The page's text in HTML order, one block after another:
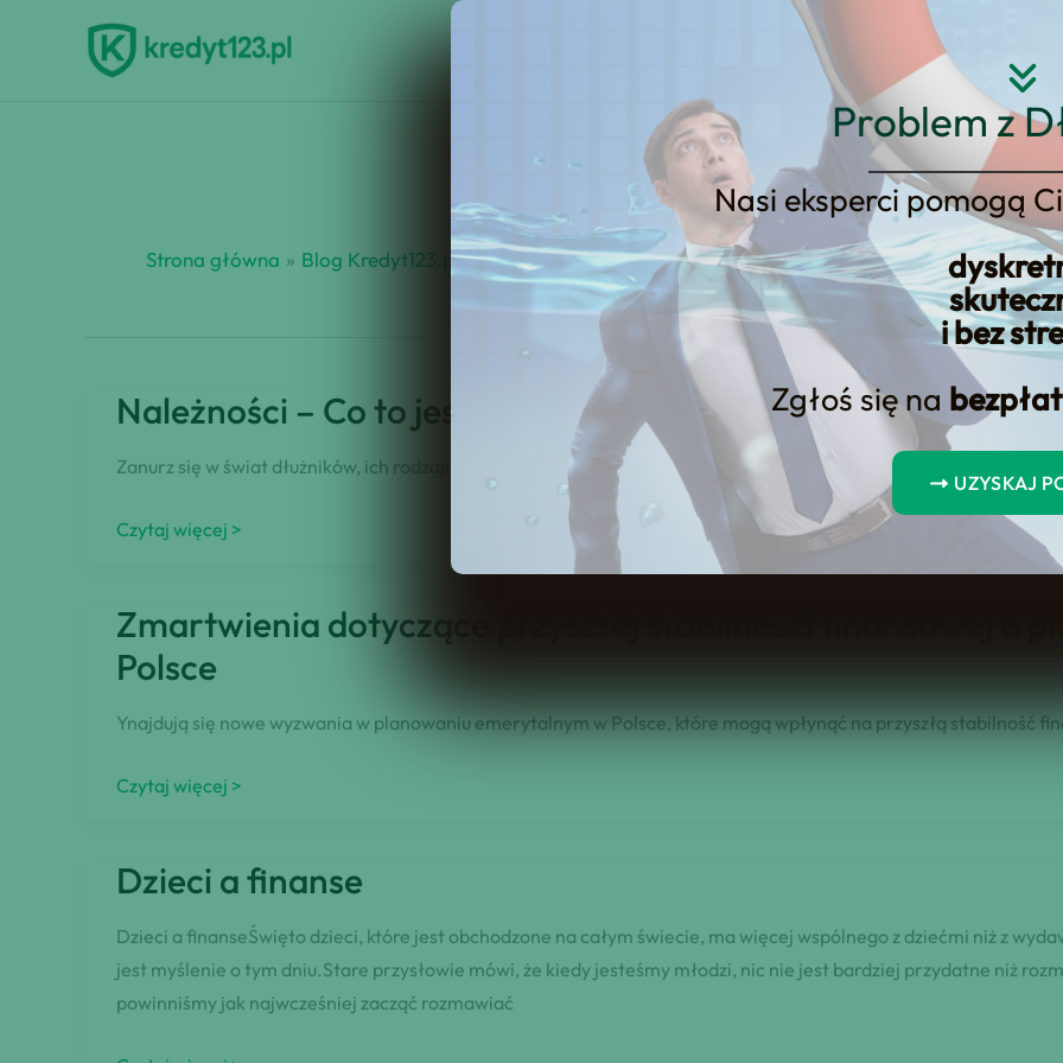
Problem z
Nasi eksperci pomogą
i bez
Zgłoś się na
UZYSKAJ
Strona główna O nas
Strona główna Blog Kredyt123.pl świadomość finansowa
Należności – Co to jest? Rodzaje, terminy przedawnienia,
Zanurz się w świat dłużników, ich rodzajów i strategii zarządzania długami… – odkryj tajemnice finansowego
Należności
to
jest?
terminy
windykacja
Czytaj więcej >
Zmartwienia dotyczące przyszłej stabilności finansowej a
Polsce
Ynajdują się nowe wyzwania w planowaniu emerytalnym w Polsce, które mogą wpłynąć na przyszłą stabilność
Zmartwienia
stabilności
a
planowanie
emerytalne
Czytaj więcej >
Dzieci a finanse
Dzieci a finanseŚwięto dzieci, które jest obchodzone na całym świecie, ma więcej wspólnego z dziećmi niż z
jest myślenie o tym dniu.Stare przysłowie mówi, że kiedy jesteśmy młodzi, nic nie jest bardziej przydatne niż
powinniśmy jak najwcześniej zacząć rozmawiać